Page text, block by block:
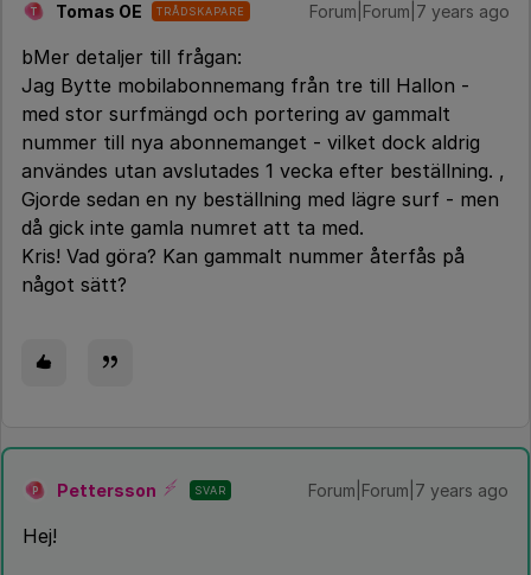
T Tomas OE TRÅDSKAPARE Forum|Forum|7 years ago
bMer detaljer till frågan:
Jag Bytte mobilabonnemang från tre till Hallon -
med stor surfmängd och portering av gammalt
nummer till nya abonnemanget - vilket dock aldrig
användes utan avslutades 1 vecka efter beställning. ,
Gjorde sedan en ny beställning med lägre surf - men
då gick inte gamla numret att ta med.
Kris! Vad göra? Kan gammalt nummer återfås på
något sätt?
P Pettersson SVAR Forum|Forum|7 years ago
Hej!